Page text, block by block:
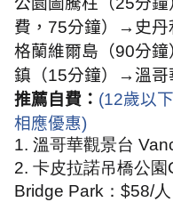
費， 75分鐘）→史丹
格蘭維爾島（90分
鎮（15分鐘）→溫哥
推薦自費： (12歲以
相應優惠)
1. 溫哥華觀景台
2. 卡皮拉諾吊橋公園
Bridge Park ： $58/人